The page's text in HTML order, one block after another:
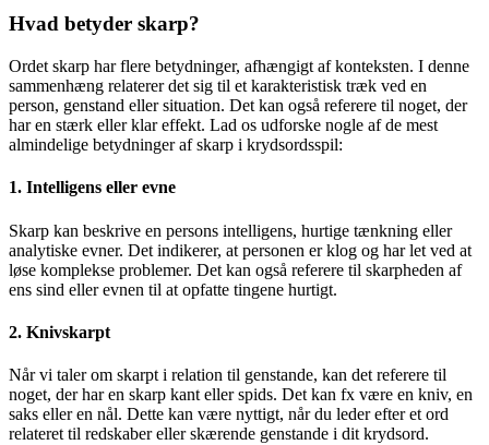
Hvad betyder skarp?
Ordet skarp har flere betydninger, afhængigt af konteksten. I denne
sammenhæng relaterer det sig til et karakteristisk træk ved en
person, genstand eller situation. Det kan også referere til noget, der
har en stærk eller klar effekt. Lad os udforske nogle af de mest
almindelige betydninger af skarp i krydsordsspil:
1. Intelligens eller evne
Skarp kan beskrive en persons intelligens, hurtige tænkning eller
analytiske evner. Det indikerer, at personen er klog og har let ved at
løse komplekse problemer. Det kan også referere til skarpheden af
ens sind eller evnen til at opfatte tingene hurtigt.
2. Knivskarpt
Når vi taler om skarpt i relation til genstande, kan det referere til
noget, der har en skarp kant eller spids. Det kan fx være en kniv, en
saks eller en nål. Dette kan være nyttigt, når du leder efter et ord
relateret til redskaber eller skærende genstande i dit krydsord.